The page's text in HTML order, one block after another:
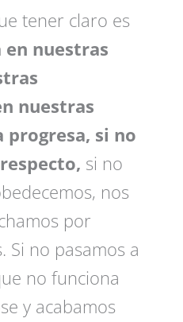
tener claro es
en nuestras
nuestras
progresa, si no
si no
nos
por
Si no pasamos a
no funciona
y acabamos